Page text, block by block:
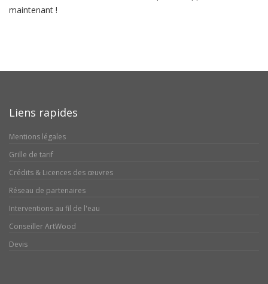
maintenant !
Liens rapides
Mentions légales
Grille de tarif
Crédits & Licences des œuvres
Réseau de partenaires
Interventions au fil de l'eau
Conseiller ArtWood
Devis